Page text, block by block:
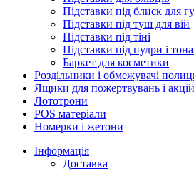
Підставки під блиск для
Підставки під туш для вій
Підставки під тіні
Підставки під пудри і
Баркет для косметики
Роздільники і обмежувачі
Ящики для пожертвувань і акцій
Лототрони
POS матеріали
Номерки і жетони
Інформація
Доставка